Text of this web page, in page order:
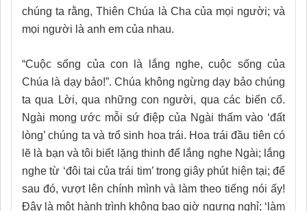
chúng ta rằng, Thiên Chúa là Cha của mọi người; và
mọi người là anh em của nhau.
“Cuộc sống của con là lắng nghe, cuộc sống của
Chúa là dạy bảo!”. Chúa không ngừng dạy bảo chúng
ta qua Lời, qua những con người, qua các biến cố.
Ngài mong ước mỗi sứ điệp của Ngài thấm vào ‘đất
lòng’ chúng ta và trổ sinh hoa trái. Hoa trái đầu tiên có
lẽ là bạn và tôi biết lặng thinh để lắng nghe Ngài; lắng
nghe từ ‘đôi tai của trái tim’ trong giây phút hiện tại; để
sau đó, vượt lên chính mình và làm theo tiếng nói ấy!
Đây là một hành trình không bao giờ ngưng nghỉ; ‘làm